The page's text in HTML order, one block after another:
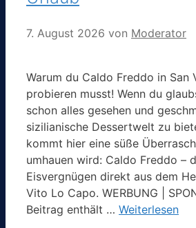
7. August 2026 von Moderator
Warum du Caldo Freddo in San
probieren musst! Wenn du
schon alles gesehen und
sizilianische Dessertwelt zu
kommt hier eine süße
umhauen wird: Caldo Freddo –
Eisvergnügen direkt aus dem
Vito Lo Capo. WERBUNG |
Beitrag enthält … Weiterlesen